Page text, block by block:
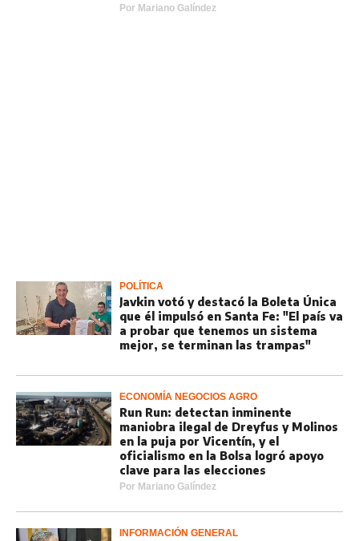
Por Mariano Galíndez
POLÍTICA
Javkin votó y destacó la Boleta Única
que él impulsó en Santa Fe: "El país va
a probar que tenemos un sistema
mejor, se terminan las trampas"
ECONOMÍA NEGOCIOS AGRO
Run Run: detectan inminente
maniobra ilegal de Dreyfus y Molinos
en la puja por Vicentín, y el
oficialismo en la Bolsa logró apoyo
clave para las elecciones
Por Mariano Galíndez
INFORMACIÓN GENERAL